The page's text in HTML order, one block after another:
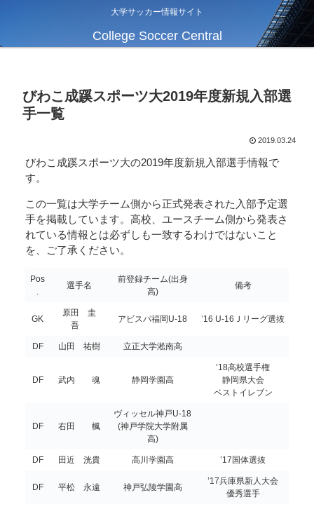
大学サッカー情報サイト
College Soccer Central
びわこ成蹊スポーツ大2019年度新規入部選
手一覧
2019.03.24
びわこ成蹊スポーツ大の2019年度新規入部選手情報で
す。
この一覧は大学チーム側から正式発表された入部予定選
手を掲載しています。高校、ユースチーム側から発表さ
れている情報とは必ずしも一致するわけではないこと
を、ご了承ください。
Pos
.
選手名
前登録チーム(出身
高)
備考
GK
原田 圭
吾
アビスパ福岡U-18 ’16 U-16Ｊリーグ選抜
DF 山田 祐樹 立正大学淞南高
DF 武内 魂 静岡学園高
’18高校選手権
静岡県大会
ベストイレブン
DF 右田 楓
ヴィッセル神戸U-18
(神戸学院大学附属
高)
DF 田近 洸貴 高川学園高 ’17国体選抜
DF 平松 永遠 神戸弘陵学園高
’17兵庫県新人大会
優秀選手